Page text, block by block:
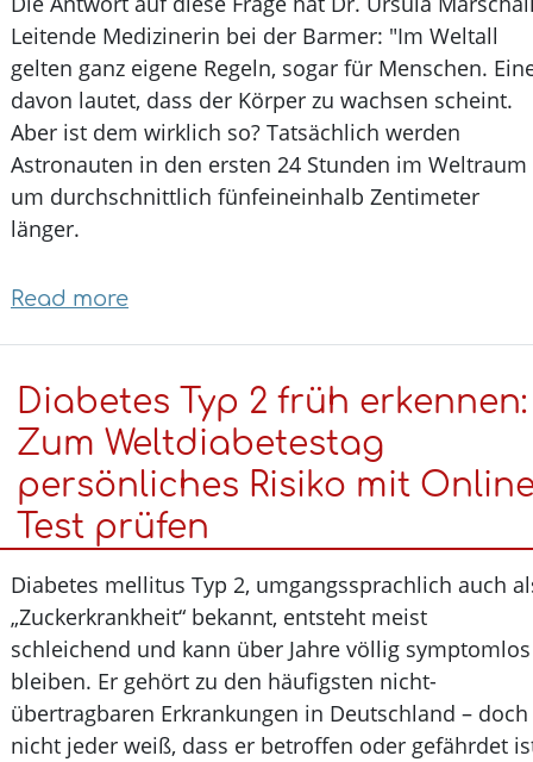
Leitende Medizinerin bei der Barmer: "Im Weltall
gelten ganz eigene Regeln, sogar für Menschen.
davon lautet, dass der Körper zu wachsen scheint.
Aber ist dem wirklich so? Tatsächlich werden
Astronauten in den ersten 24 Stunden im
um durchschnittlich fünfeineinhalb Zentimeter
länger.
Read more
gewusst?
Werden
Astronauten
im
All
wirklich
größer?
Diabetes Typ 2 früh
Zum Weltdiabetestag
persönliches Risiko mit
Test prüfen
Diabetes mellitus Typ 2, umgangssprachlich auch
„Zuckerkrankheit“ bekannt, entsteht meist
schleichend und kann über Jahre völlig
bleiben. Er gehört zu den häufigsten nicht-
übertragbaren Erkrankungen in Deutschland –
nicht jeder weiß, dass er betroffen oder gefährdet